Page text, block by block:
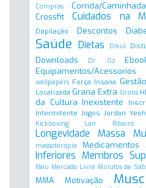
Compras
Corrida/Caminhada
Crossfit Cuidados na
Depilação Descontos
Saúde Dietas Dikul
Downloads Dr. Oz
Equipamentos/Acessorios
wallpapers Força Insana
Localizada Grana Extra Grátis
da Cultura Inexistente
Intermitente Jogos Jordan
Kickboxing Lair Ribeiro
Longevidade Massa
massoterapia Medicamentos
Inferiores Membros
Meu Mercado Livre Minutos de
MMA Motivação